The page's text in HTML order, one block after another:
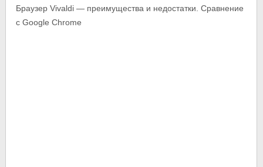
Браузер Vivaldi — преимущества и недостатки. Сравнение
с Google Chrome